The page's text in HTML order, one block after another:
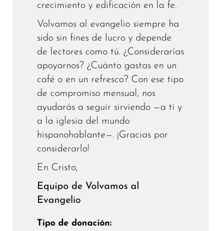
crecimiento y edificación en la fe.
Volvamos al evangelio siempre ha
sido sin fines de lucro y depende
de lectores como tú. ¿Considerarías
apoyarnos? ¿Cuánto gastas en un
café o en un refresco? Con ese tipo
de compromiso mensual, nos
ayudarás a seguir sirviendo —a ti y
a la iglesia del mundo
hispanohablante—. ¡Gracias por
considerarlo!
En Cristo,
Equipo de Volvamos al
Evangelio
Tipo de donación: